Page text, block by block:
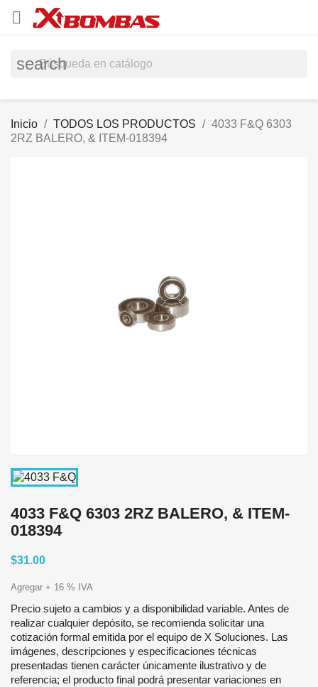

search
Inicio TODOS LOS PRODUCTOS
4033 F&Q 6303
2RZ BALERO, & ITEM-018394
4033 F&Q 6303 2RZ BALERO, & ITEM-
018394
$31.00
Agregar + 16 % IVA
Precio sujeto a cambios y a disponibilidad variable. Antes de
realizar cualquier depósito, se recomienda solicitar una
cotización formal emitida por el equipo de X Soluciones. Las
imágenes, descripciones y especificaciones técnicas
presentadas tienen carácter únicamente ilustrativo y de
referencia; el producto final podrá presentar variaciones en